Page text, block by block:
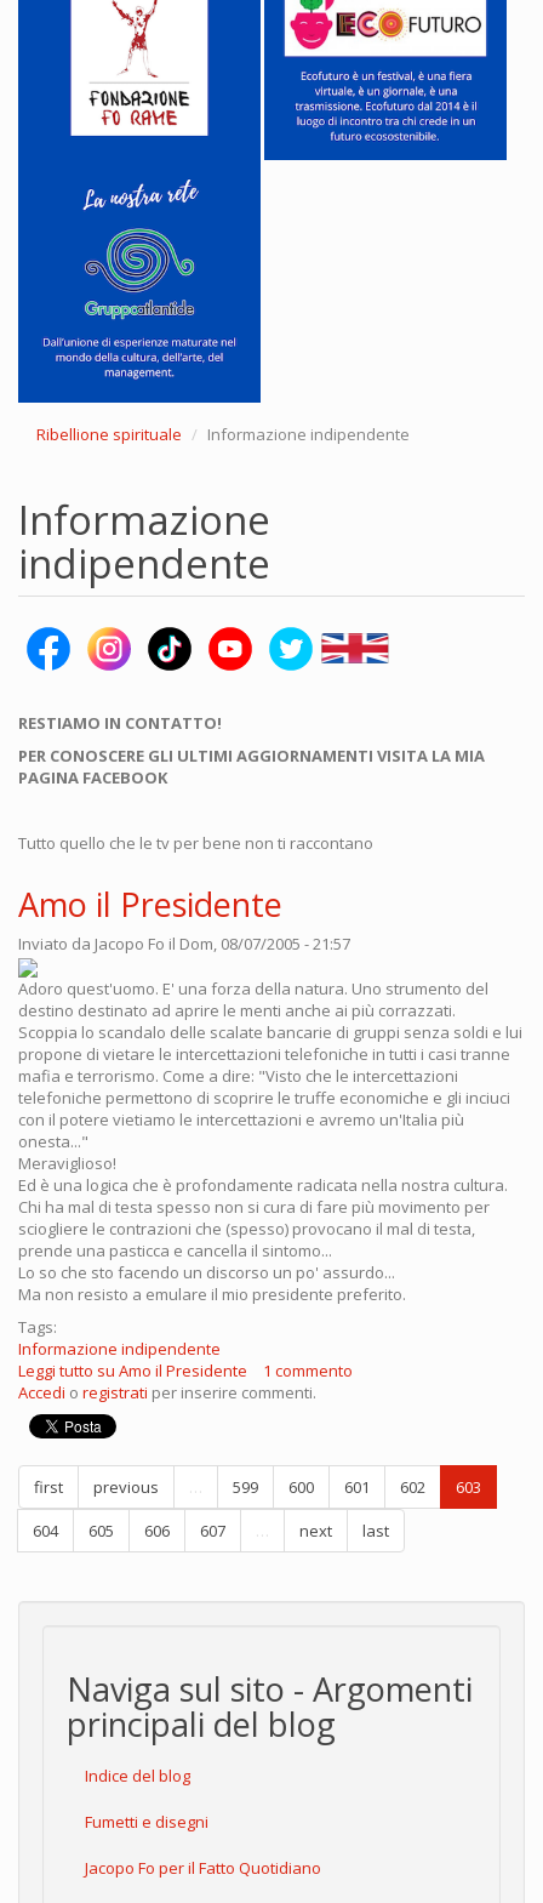
Ribellione spirituale Informazione indipendente
Informazione
indipendente
RESTIAMO IN CONTATTO!
PER CONOSCERE GLI ULTIMI AGGIORNAMENTI VISITA LA MIA
PAGINA FACEBOOK
Tutto quello che le tv per bene non ti raccontano
Amo il Presidente
Inviato da Jacopo Fo il Dom, 08/07/2005 - 21:57
Adoro quest'uomo. E' una forza della natura. Uno strumento del
destino destinato ad aprire le menti anche ai più corrazzati.
Scoppia lo scandalo delle scalate bancarie di gruppi senza soldi e lui
propone di vietare le intercettazioni telefoniche in tutti i casi tranne
mafia e terrorismo. Come a dire: "Visto che le intercettazioni
telefoniche permettono di scoprire le truffe economiche e gli inciuci
con il potere vietiamo le intercettazioni e avremo un'Italia più
onesta..."
Meraviglioso!
Ed è una logica che è profondamente radicata nella nostra cultura.
Chi ha mal di testa spesso non si cura di fare più movimento per
sciogliere le contrazioni che (spesso) provocano il mal di testa,
prende una pasticca e cancella il sintomo...
Lo so che sto facendo un discorso un po' assurdo...
Ma non resisto a emulare il mio presidente preferito.
Tags:
Informazione indipendente
Leggi tutto su Amo il Presidente
1 commento
Accedi o registrati per inserire commenti.
first previous 599 600 601 602
603
604
605 606 607 next last
Naviga sul sito - Argomenti
principali del blog
Indice del blog
Fumetti e disegni
Jacopo Fo per il Fatto Quotidiano